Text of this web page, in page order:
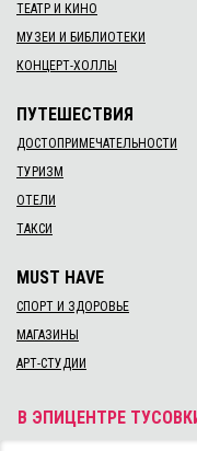
ТЕАТР И КИНО
МУЗЕИ И БИБЛИОТЕКИ
КОНЦЕРТ-ХОЛЛЫ
ПУТЕШЕСТВИЯ
ДОСТОПРИМЕЧАТЕЛЬНОСТИ
ТУРИЗМ
ОТЕЛИ
ТАКСИ
MUST HAVE
СПОРТ И ЗДОРОВЬЕ
МАГАЗИНЫ
АРТ-СТУДИИ
В ЭПИЦЕНТРЕ